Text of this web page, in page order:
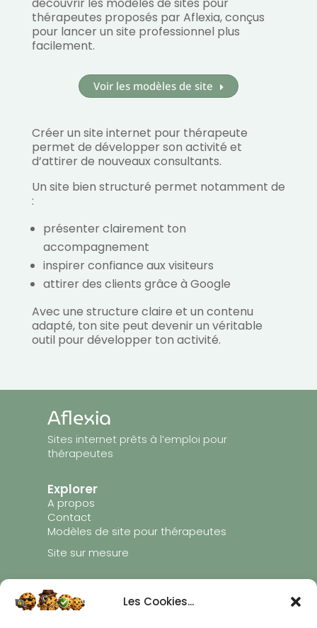
Les Cookies...
découvrir les modèles de sites pour
thérapeutes proposés par Aflexia, conçus
pour lancer un site professionnel plus
facilement.
Voir les modèles de site
Créer un site internet pour thérapeute
permet de développer son activité et
d’attirer de nouveaux consultants.
Un site bien structuré permet notamment de
:
présenter clairement ton
accompagnement
inspirer confiance aux visiteurs
attirer des clients grâce à Google
Avec une structure claire et un contenu
adapté, ton site peut devenir un véritable
outil pour développer ton activité.
Aflexia
Sites internet prêts à l’emploi pour
thérapeutes
Explorer
A propos
Contact
Modèles de site pour thérapeutes
Site sur mesure
Liens utiles
Mentions légales